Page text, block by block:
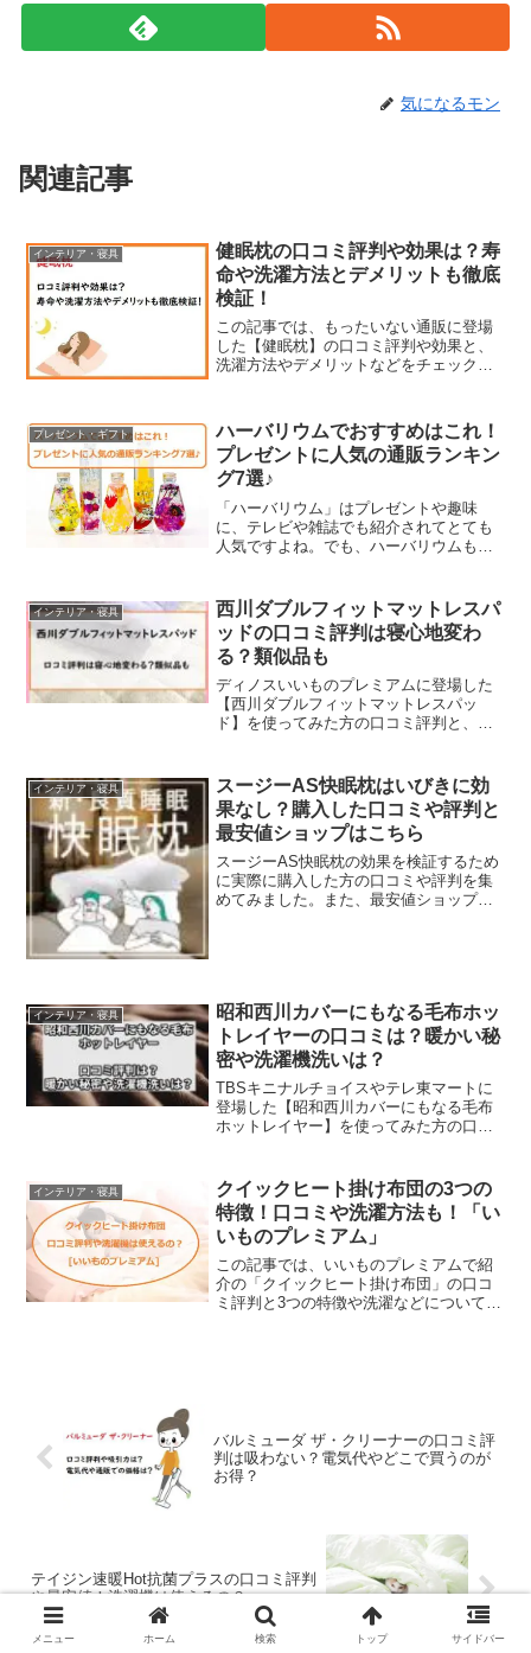
気になるモン
関連記事
インテリア・寝具
健眠枕の口コミ評判や効果は？寿
命や洗濯方法とデメリットも徹底
検証！
この記事では、もったいない通販に登場
した【健眠枕】の口コミ評判や効果と、
洗濯方法やデメリットなどをチェックし
寝姿勢へと導いてくれる枕です。スマホ
やパソコンなどを使ってい...
プレゼント・ギフト
ハーバリウムでおすすめはこれ！
プレゼントに人気の通販ランキン
グ7選♪
「ハーバリウム」はプレゼントや趣味
に、テレビや雑誌でも紹介されてとても
人気ですよね。でも、ハーバリウムも、
は、ハーバリウムの中でも通販の口コミ
でも大人気のおすすめをランキング形式
で7つご紹介していきたいと思います。口
コミを参考にしながら、あなたにピッタ
リなハーバリウムを見つけてみてくださ
いね
インテリア・寝具
西川ダブルフィットマットレスパ
ッドの口コミ評判は寝心地変わ
る？類似品も
ディノスいいものプレミアムに登場した
【西川ダブルフィットマットレスパッ
ド】を使ってみた方の口コミ評判と、特
も使っているとどんどんへたってきてし
まうので、お気に入りの敷き...
インテリア・寝具
スージーAS快眠枕はいびきに効
果なし？購入した口コミや評判と
最安値ショップはこちら
スージーAS快眠枕の効果を検証するため
に実際に購入した方の口コミや評判を集
めてみました。また、最安値ショップに
る人気枕が気になる方はぜひチェックし
てみてくださいね。
インテリア・寝具
昭和西川カバーにもなる毛布ホッ
トレイヤーの口コミは？暖かい秘
密や洗濯機洗いは？
TBSキニナルチョイスやテレ東マートに
登場した【昭和西川カバーにもなる毛布
ホットレイヤー】を使ってみた方の口コ
いきます。冬の寒い夜は、暖かい掛け布
団が活躍するけれど、た...
インテリア・寝具
クイックヒート掛け布団の3つの
特徴！口コミや洗濯方法も！「い
いものプレミアム」
この記事では、いいものプレミアムで紹
介の「クイックヒート掛け布団」の口コ
ミ評判と3つの特徴や洗濯などについてチ
バルミューダ ザ・クリーナーの口コミ評
判は吸わない？電気代やどこで買うのが
お得？
テイジン速暖Hot抗菌プラスの口コミ評判
や最安値！洗濯機は使えるの？
メニュー ホーム 検索 トップ サイドバー